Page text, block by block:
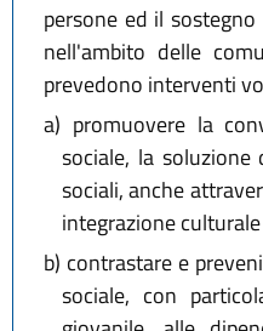
persone ed il
nell'ambito delle
prevedono interventi
a) promuovere la
sociale, la
sociali, anche
integrazione
b) contrastare e
sociale, con